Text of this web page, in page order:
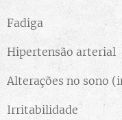
Fadiga
Hipertensão arterial
Alterações no sono
Irritabilidade